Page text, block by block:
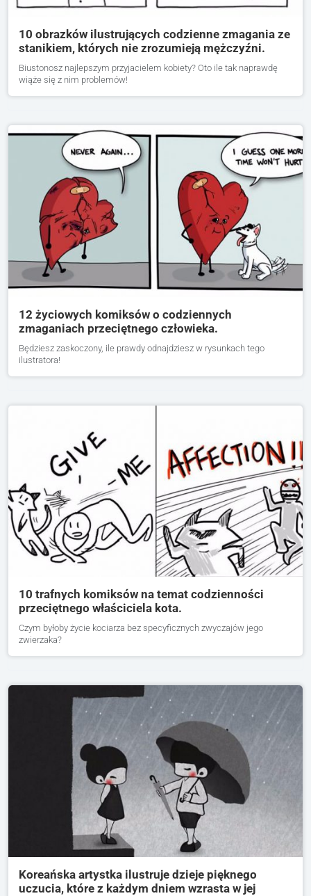
10 obrazków ilustrujących codzienne zmagania ze
stanikiem, których nie zrozumieją mężczyźni.
Biustonosz najlepszym przyjacielem kobiety? Oto ile tak naprawdę
wiąże się z nim problemów!
12 życiowych komiksów o codziennych
zmaganiach przeciętnego człowieka.
Będziesz zaskoczony, ile prawdy odnajdziesz w rysunkach tego
ilustratora!
10 trafnych komiksów na temat codzienności
przeciętnego właściciela kota.
Czym byłoby życie kociarza bez specyficznych zwyczajów jego
zwierzaka?
Koreańska artystka ilustruje dzieje pięknego
uczucia, które z każdym dniem wzrasta w jej